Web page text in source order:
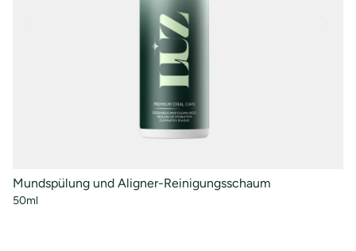
Mundspülung und Aligner-Reinigungsschaum
50ml